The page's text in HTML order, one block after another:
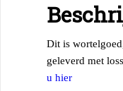
Dit is
geleverd met
u hier